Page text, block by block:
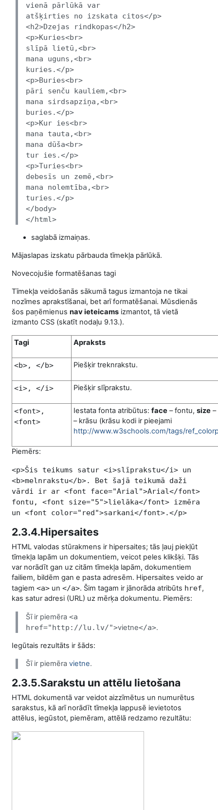
vienā pārlūkā var
atšķirties no izskata citos</p>
<h2>Dzejas rindkopas</h2>
<p>Kuries<br>
slīpā lietū,<br>
mana uguns,<br>
kuries.</p>
<p>Buries<br>
pāri senču kauliem,<br>
mana sirdsapziņa,<br>
buries.</p>
<p>Kur ies<br>
mana tauta,<br>
mana dūša<br>
tur ies.</p>
<p>Turies<br>
debesīs un zemē,<br>
mana nolemtība,<br>
turies.</p>
</body>
</html>
saglabā izmaiņas.
Mājaslapas izskatu pārbauda tīmekļa pārlūkā.
Novecojušie formatēšanas tagi
Tīmekļa veidošanās sākumā tagus izmantoja ne tikai
nozīmes aprakstīšanai, bet arī formatēšanai. Mūsdienās
šos paņēmienus nav ieteicams izmantot, tā vietā
izmanto CSS (skatīt nodaļu 9.13.).
Tagi Apraksts
<b>, </b> Piešķir treknrakstu.
<i>, </i> Piešķir slīprakstu.
<font>,
<font>
Iestata fonta atribūtus: face – fontu, size
– krāsu (krāsu kodi ir pieejami
http://www.w3schools.com/tags/
Piemērs:
<p>Šis teikums satur <i>slīprakstu</i> un
<b>melnrakstu</b>. Bet šajā teikumā daži
vārdi ir ar <font face="Arial">Arial</font>
fontu, <font size="5">lielāka</font> izmēra
un <font color="red">sarkani</font>.</p>
2.3.4.Hipersaites
HTML valodas stūrakmens ir hipersaites; tās ļauj piekļūt
tīmekļa lapām un dokumentiem, veicot peles klikšķi. Tās
var norādīt gan uz citām tīmekļa lapām, dokumentiem
failiem, bildēm gan e pasta adresēm. Hipersaites veido ar
tagiem <a> un </a>. Šim tagam ir jānorāda atribūts href,
kas satur adresi (URL) uz mērķa dokumentu. Piemērs:
Šī ir piemēra <a
href="http://lu . lv/">vietne</a>.
Iegūtais rezultāts ir šāds:
Šī ir piemēra vietne.
2.3.5.Sarakstu un attēlu lietošana
HTML dokumentā var veidot aizzīmētus un numurētus
sarakstus, kā arī norādīt tīmekļa lappusē ievietotos
attēlus, iegūstot, piemēram, attēlā redzamo rezultātu: